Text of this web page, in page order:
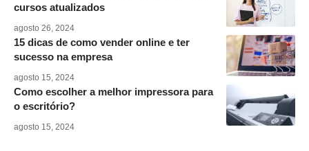
cursos atualizados
agosto 26, 2024
15 dicas de como vender online e ter
sucesso na empresa
agosto 15, 2024
Como escolher a melhor impressora para
o escritório?
agosto 15, 2024